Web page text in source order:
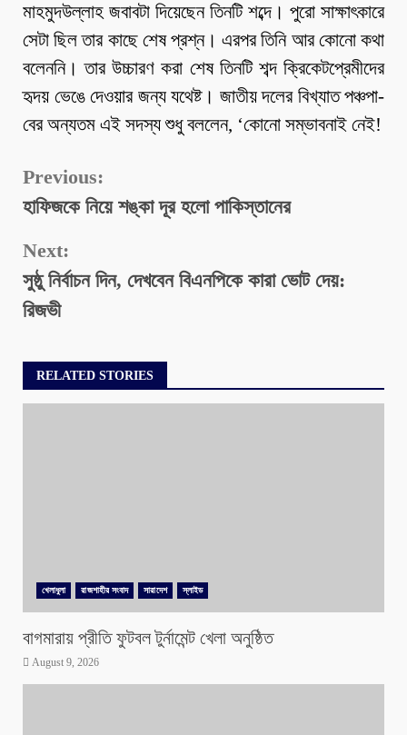
মাহমুদউল্লাহ জবাবটা দিয়েছেন তিনটি শব্দে। পুরো সাক্ষাৎকারে
সেটা ছিল তার কাছে শেষ প্রশ্ন। এরপর তিনি আর কোনো কথা
বলেননি। তার উচ্চারণ করা শেষ তিনটি শব্দ ক্রিকেটপ্রেমীদের
হৃদয় ভেঙে দেওয়ার জন্য যথেষ্ট। জাতীয় দলের বিখ্যাত পঞ্চপা-
বের অন্যতম এই সদস্য শুধু বললেন, ‘কোনো সম্ভাবনাই নেই!
Continue
Reading
Previous:
হাফিজকে নিয়ে শঙ্কা দূর হলো পাকিস্তানের
Next:
সুষ্ঠু নির্বাচন দিন, দেখবেন বিএনপিকে কারা ভোট দেয়:
রিজভী
RELATED STORIES
খেলাধুলা রাজশাহীর সংবাদ সারাদেশ স্লাইড
বাগমারায় প্রীতি ফুটবল টুর্নামেন্ট খেলা অনুষ্ঠিত
August 9, 2026